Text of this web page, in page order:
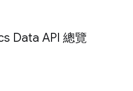
Data API 總覽